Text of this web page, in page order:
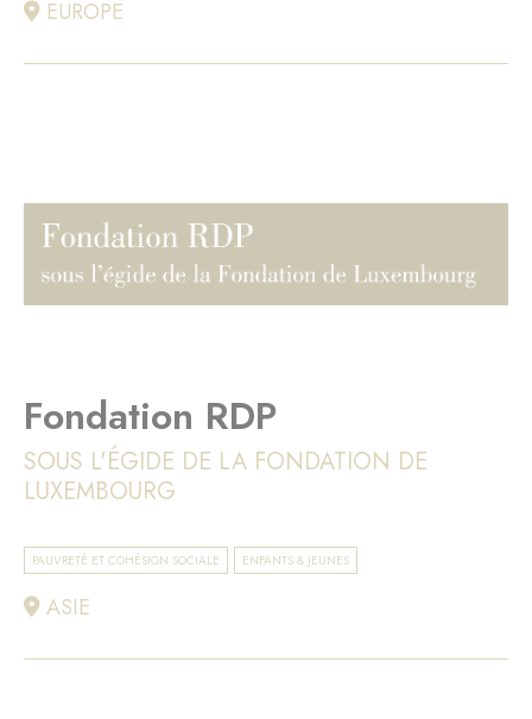
EUROPE
Fondation RDP
SOUS L'ÉGIDE DE LA FONDATION DE
LUXEMBOURG
PAUVRETÉ ET COHÉSION SOCIALE ENFANTS & JEUNES
ASIE